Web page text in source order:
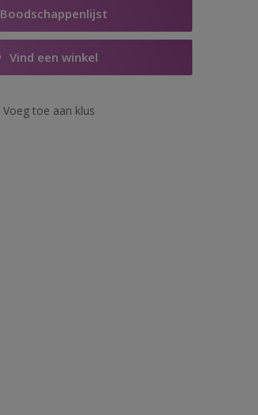
Boodschappenlijst
Vind een winkel
Voeg toe aan klus